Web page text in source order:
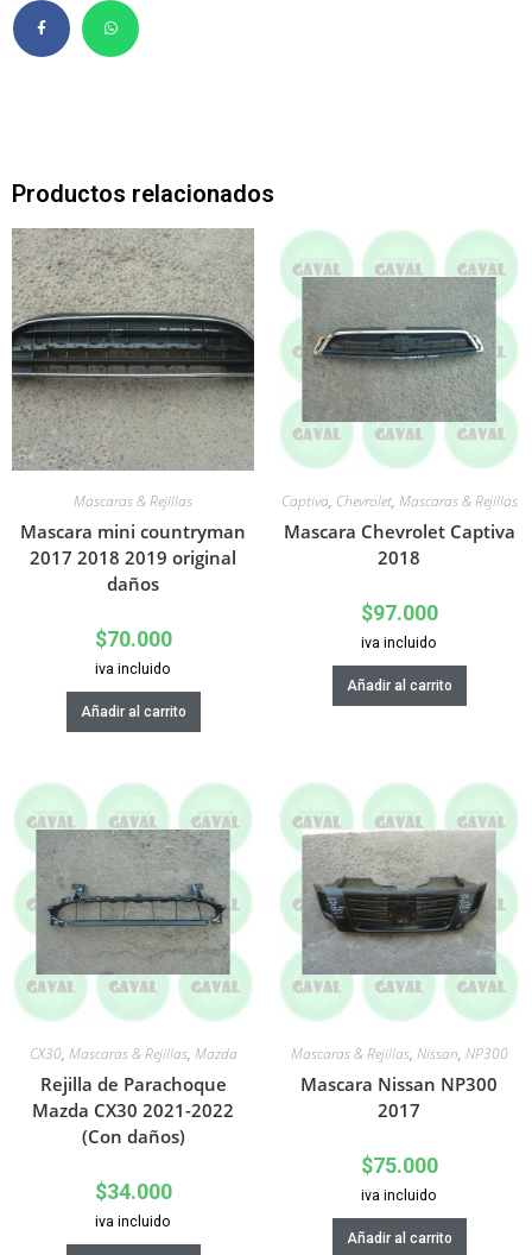
Productos relacionados
Mascaras & Rejillas
Mascara mini countryman
2017 2018 2019 original
daños
$70.000
iva incluido
Añadir al carrito
Captiva, Chevrolet, Mascaras & Rejillas
Mascara Chevrolet Captiva
2018
$97.000
iva incluido
Añadir al carrito
CX30, Mascaras & Rejillas, Mazda
Rejilla de Parachoque
Mazda CX30 2021-2022
(Con daños)
$34.000
iva incluido
Mascaras & Rejillas, Nissan, NP300
Mascara Nissan NP300
2017
$75.000
iva incluido
Añadir al carrito